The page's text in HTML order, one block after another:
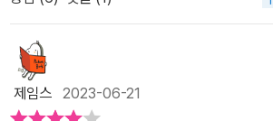
다. '중동태의 세계'가 쉬운 철학 책은 아니었지
통해 '브람스를 좋아하세요'의 등장인물을 능
동태라는 새 관점으로 바라볼 수 있었다. 그렇
는 박준영, 이정경, 채송아를 '종동태의 세계'로
가능할까?​-피아니스트 박준영: 드라마에서 그
제임스 2023-06-21